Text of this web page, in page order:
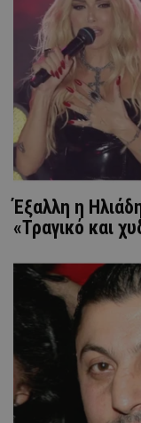
Έξαλλη η
«Τραγικό και